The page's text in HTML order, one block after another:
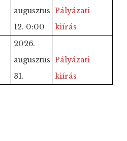
augusztus
12. 0:00
Pályázati
kiírás
2026.
augusztus
31.
Pályázati
kiírás